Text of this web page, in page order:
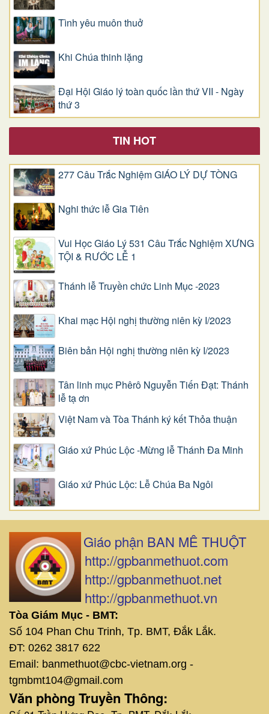
Tình yêu muôn thuở
Khi Chúa thinh lặng
Đại Hội Giáo lý toàn quốc lần thứ VII - Ngày
thứ 3
TIN HOT
277 Câu Trắc Nghiệm GIÁO LÝ DỰ TÒNG
Nghi thức lễ Gia Tiên
Vui Học Giáo Lý 531 Câu Trắc Nghiệm XƯNG
TỘI & RƯỚC LỄ 1
Thánh lễ Truyền chức Linh Mục -2023
Khai mạc Hội nghị thường niên kỳ I/2023
Biên bản Hội nghị thường niên kỳ I/2023
Tân linh mục Phêrô Nguyễn Tiến Đạt: Thánh
lễ tạ ơn
Việt Nam và Tòa Thánh ký kết Thỏa thuận
Giáo xứ Phúc Lộc -Mừng lễ Thánh Đa Minh
Giáo xứ Phúc Lộc: Lễ Chúa Ba Ngôi
Giáo phận BAN MÊ THUỘT
http://gpbanmethuot.com
http://gpbanmethuot.net
http://gpbanmethuot.vn
Tòa Giám Mục - BMT:
Số 104 Phan Chu Trinh, Tp. BMT, Đắk Lắk.
ĐT: 0262 3817 622
Email: banmethuot@cbc-vietnam.org -
tgmbmt104@gmail.com
Văn phòng Truyền Thông: